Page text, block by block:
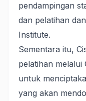
pendampingan
dan pelatihan
Institute.
Sementara itu,
pelatihan
untuk
yang akan